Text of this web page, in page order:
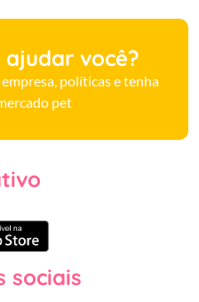
você?
políticas e tenha
pet
sociais